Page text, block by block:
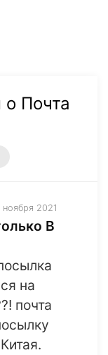
Почта
ноября 2021
В
на
почта